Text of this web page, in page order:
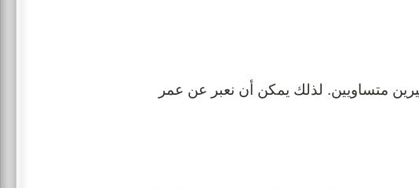
متساويين. لذلك يمكن أن نعبر عن عمر